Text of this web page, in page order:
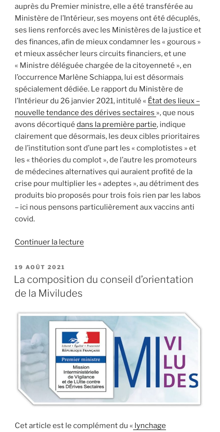
auprès du Premier ministre, elle a été transférée au
Ministère de l’Intérieur, ses moyens ont été décuplés,
ses liens renforcés avec les Ministères de la justice et
des finances, afin de mieux condamner les « gourous »
et mieux assécher leurs circuits financiers, et une
« Ministre déléguée chargée de la citoyenneté », en
l’occurrence Marlène Schiappa, lui est désormais
spécialement dédiée. Le rapport du Ministère de
l’Intérieur du 26 janvier 2021, intitulé « État des lieux –
nouvelle tendance des dérives sectaires », que nous
avons décortiqué dans la première partie, indique
clairement que désormais, les deux cibles prioritaires
de l’institution sont d’une part les « complotistes » et
les « théories du complot », de l’autre les promoteurs
de médecines alternatives qui auraient profité de la
crise pour multiplier les « adeptes », au détriment des
produits bio proposés pour trois fois rien par les labos
– ici nous pensons particulièrement aux vaccins anti
covid.
Continuer la lecture
républicaine
la
Miviludes »
PUBLIÉ
LE
19 AOÛT 2021
La composition du conseil d’orientation
de la Miviludes
Cet article est le complément du « lynchage